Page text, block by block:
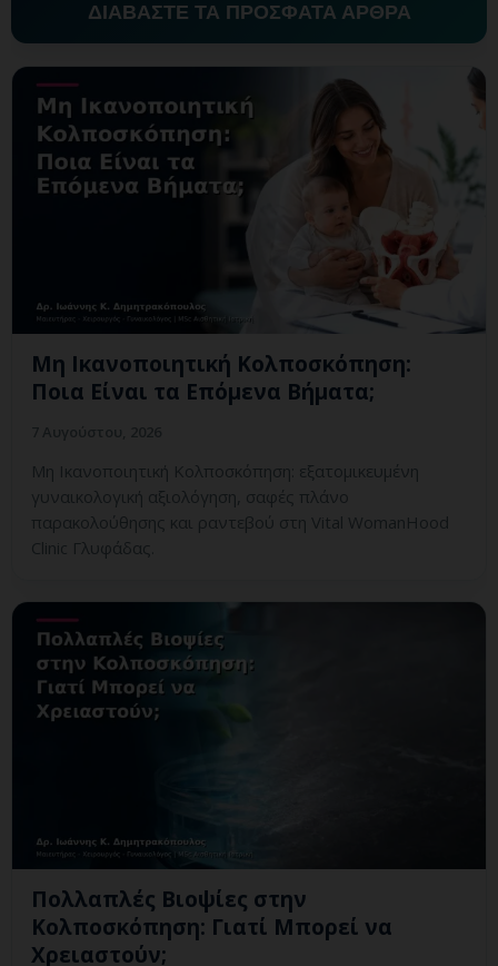
ΔΙΑΒΑΣΤΕ ΤΑ ΠΡΟΣΦΑΤΑ ΑΡΘΡΑ
Μη Ικανοποιητική Κολποσκόπηση:
Ποια Είναι τα Επόμενα Βήματα;
Μη Ικανοποιητική Κολποσκόπηση: εξατομικευμένη
γυναικολογική αξιολόγηση, σαφές πλάνο
παρακολούθησης και ραντεβού στη Vital WomanHood
Clinic Γλυφάδας.
Πολλαπλές Βιοψίες στην
Κολποσκόπηση: Γιατί Μπορεί να
Χρειαστούν;